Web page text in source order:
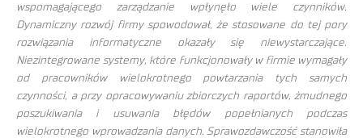
wspomagającego zarządzanie wpłynęło wiele czynników.
Dynamiczny rozwój firmy spowodował, że stosowane do tej pory
rozwiązania informatyczne okazały się niewystarczające.
Niezintegrowane systemy, które funkcjonowały w firmie wymagały
od pracowników wielokrotnego powtarzania tych samych
czynności, a przy opracowywaniu zbiorczych raportów, żmudnego
poszukiwania i usuwania błędów popełnianych podczas
wielokrotnego wprowadzania danych. Sprawozdawczość stanowiła